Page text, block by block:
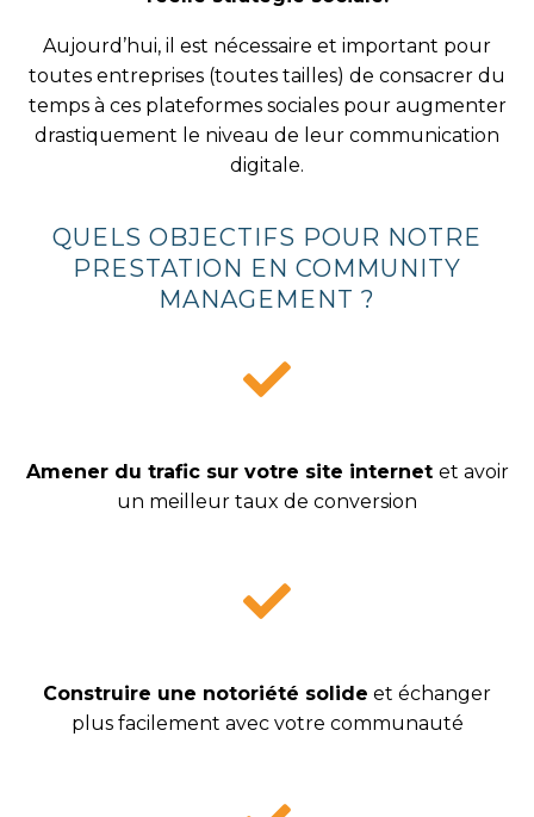
Aujourd’hui, il est nécessaire et important pour
toutes entreprises (toutes tailles) de consacrer du
temps à ces plateformes sociales pour augmenter
drastiquement le niveau de leur communication
digitale.
QUELS OBJECTIFS POUR NOTRE
PRESTATION EN COMMUNITY
MANAGEMENT ?
Amener du trafic sur votre site internet et avoir
un meilleur taux de conversion
Construire une notoriété solide et échanger
plus facilement avec votre communauté